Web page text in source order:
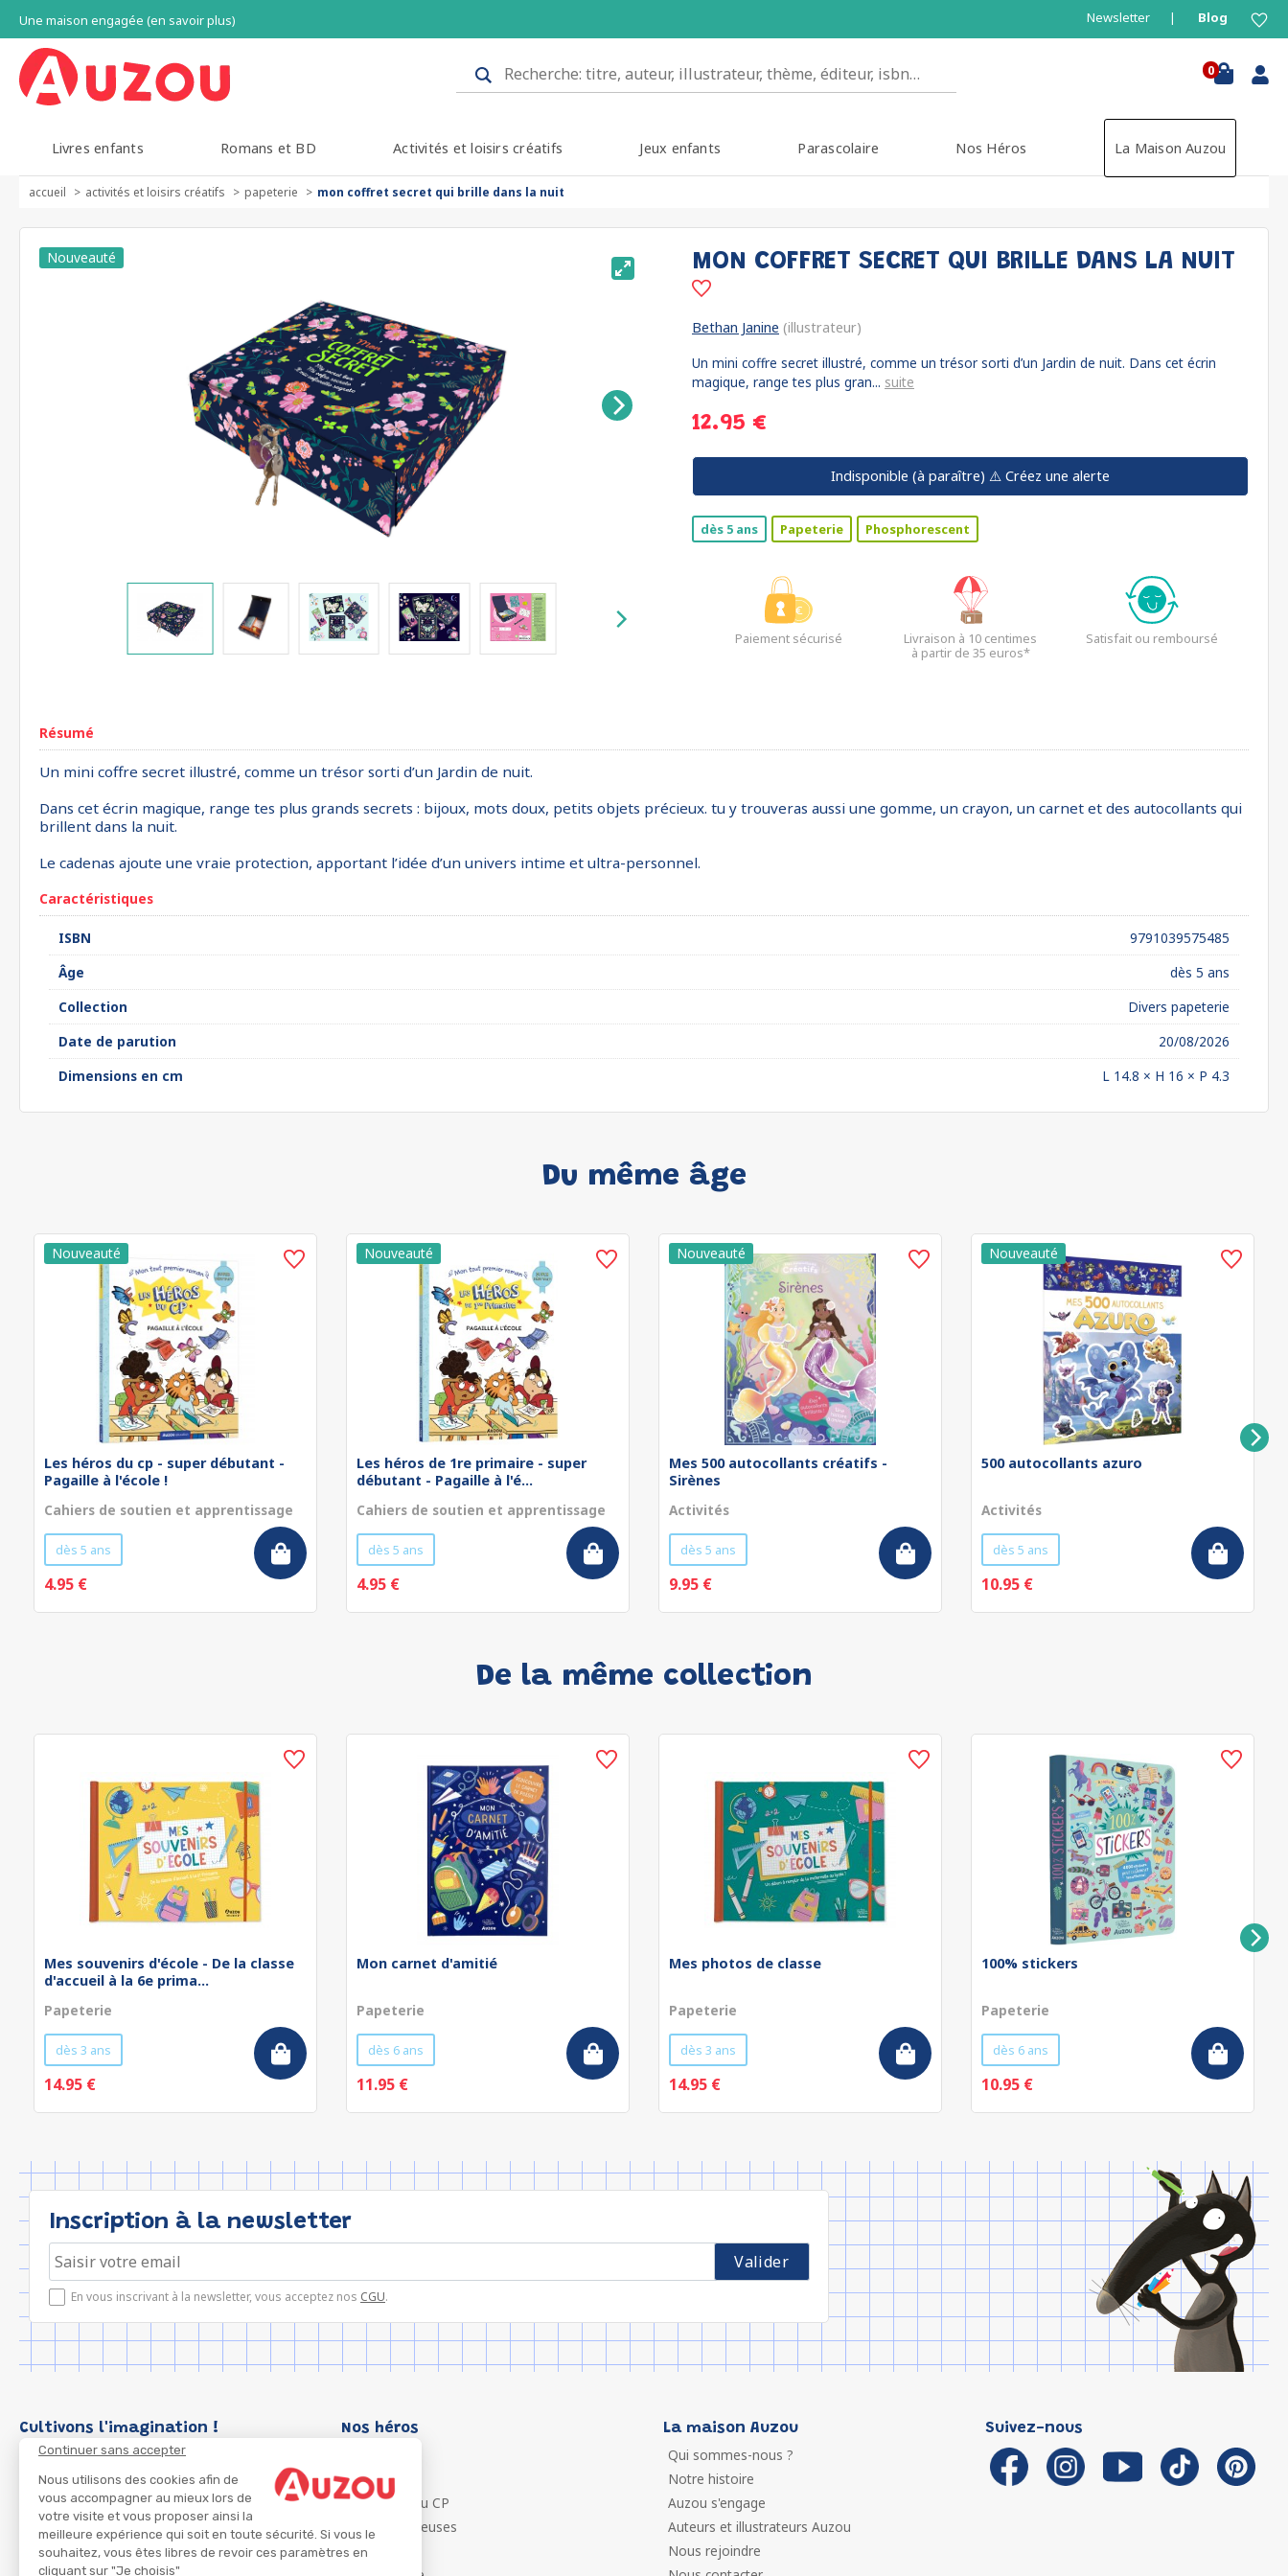
Continuer sans accepter
Nous utilisons des cookies afin de
vous accompagner au mieux lors de
votre visite et vous proposer ainsi la
meilleure expérience qui soit en toute sécurité. Si vous le
souhaitez, vous êtes libres de revoir ces paramètres en
cliquant sur "Je choisis"
Une maison engagée (en savoir plus) Newsletter Blog
0
Livres enfants Romans et BD Activités et loisirs créatifs Jeux enfants Parascolaire Nos Héros La Maison Auzou
accueil activités et loisirs créatifs papeterie mon coffret secret qui brille dans la nuit
MON COFFRET SECRET QUI BRILLE DANS LA NUIT
Bethan Janine (illustrateur)
Un mini coffre secret illustré, comme un trésor sorti d’un Jardin de nuit. Dans cet écrin
magique, range tes plus gran... suite
12.95 €
Indisponible (à paraître) ⚠️ Créez une alerte
dès 5 ans Papeterie Phosphorescent
Paiement sécurisé
Livraison à 10 centimes
à partir de 35 euros*
Satisfait ou remboursé
Résumé
Un mini coffre secret illustré, comme un trésor sorti d’un Jardin de nuit.
Dans cet écrin magique, range tes plus grands secrets : bijoux, mots doux, petits objets précieux. tu y trouveras aussi une gomme, un crayon, un carnet et des autocollants qui
brillent dans la nuit.
Le cadenas ajoute une vraie protection, apportant l’idée d’un univers intime et ultra-personnel.
Caractéristiques
ISBN
9791039575485
Âge
dès 5 ans
Collection
Divers papeterie
Date de parution
20/08/2026
Dimensions en cm
L 14.8 × H 16 × P 4.3
Du même âge
Les héros du cp - super débutant -
Pagaille à l'école !
Cahiers de soutien et apprentissage
dès 5 ans
4.95 €
Les héros de 1re primaire - super
débutant - Pagaille à l'é...
Cahiers de soutien et apprentissage
dès 5 ans
4.95 €
Mes 500 autocollants créatifs -
Sirènes
Activités
dès 5 ans
9.95 €
500 autocollants azuro
Activités
dès 5 ans
10.95 €
De la même collection
Mes souvenirs d'école - De la classe
d'accueil à la 6e prima...
Papeterie
dès 3 ans
14.95 €
Mon carnet d'amitié
Papeterie
dès 6 ans
11.95 €
Mes photos de classe
Papeterie
dès 3 ans
14.95 €
100% stickers
Papeterie
dès 6 ans
10.95 €
Inscription à la newsletter
En vous inscrivant à la newsletter, vous acceptez nos CGU.
Cultivons l'imagination ! Nos héros
P'tit Loup
Les Héros du CP
Les Influenceuses
Migali
La maison Auzou
Qui sommes-nous ?
Notre histoire
Auzou s'engage
Auteurs et illustrateurs Auzou
Nous rejoindre
Suivez-nous